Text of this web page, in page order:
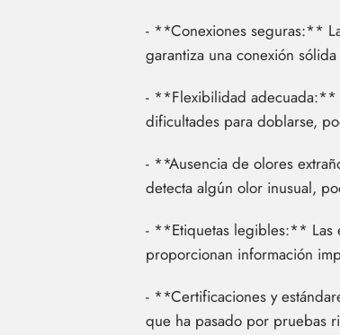
- **Conexiones seguras:**
garantiza una conexión
- **Flexibilidad adecuada:**
dificultades para doblarse,
- **Ausencia de olores
detecta algún olor inusual,
- **Etiquetas legibles:** Las
proporcionan información
- **Certificaciones y
que ha pasado por pruebas